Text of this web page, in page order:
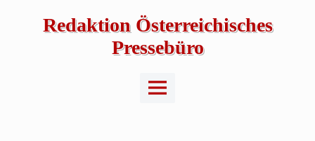
Redaktion Österreichisches
Pressebüro
Main
Menu